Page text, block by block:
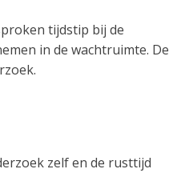
tijdstip bij de
in de wachtruimte. De
zelf en de rusttijd